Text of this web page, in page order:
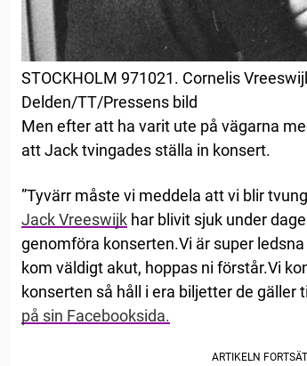
STOCKHOLM 971021. Cornelis
Delden/TT/Pressens bild
Men efter att ha varit ute på vägarna
att Jack tvingades ställa in konsert.
”Tyvärr måste vi meddela att vi blir
Jack Vreeswijk har blivit sjuk under
genomföra konserten.Vi är super
kom väldigt akut, hoppas ni förstår.Vi
konserten så håll i era biljetter de gäller
på sin Facebooksida.